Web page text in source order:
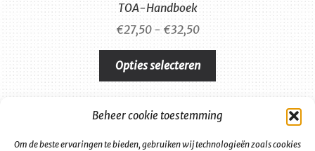
Beheer cookie toestemming
Om de beste ervaringen te bieden, gebruiken wij technologieën zoals cookies
TOA-Handboek
€27,50 - €32,50Prijsklasse:
€27,50
tot
€32,50
Opties selecteren
product
heeft
meerdere
Deze